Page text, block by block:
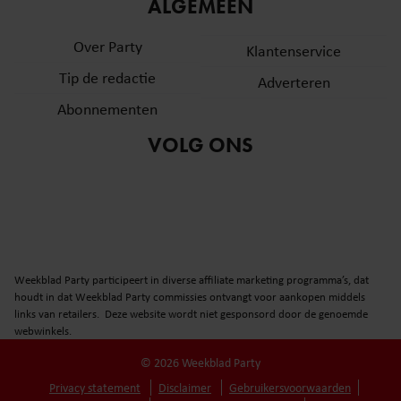
partners kunnen deze gegevens combineren met andere
verzameld op basis van uw gebruik van hun services. U
gaat akkoord met onze cookies als u onze website blijft
ALGEMEEN
Over Party
Tip de redactie
Abonnementen
Klantenservice
Adverteren
VOLG ONS
Weekblad Party participeert in diverse affiliate marketing programma’s, dat
houdt in dat Weekblad Party commissies ontvangt voor aankopen middels
links van retailers. Deze website wordt niet gesponsord door de genoemde
webwinkels.
© 2026 Weekblad Party
Privacy statement
Disclaimer
Gebruikersvoorwaarden